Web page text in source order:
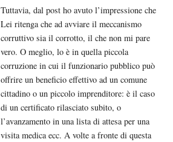
Tuttavia, dal post ho avuto l’impressione che
Lei ritenga che ad avviare il meccanismo
corruttivo sia il corrotto, il che non mi pare
vero. O meglio, lo è in quella piccola
corruzione in cui il funzionario pubblico può
offrire un beneficio effettivo ad un comune
cittadino o un piccolo imprenditore: è il caso
di un certificato rilasciato subito, o
l’avanzamento in una lista di attesa per una
visita medica ecc. A volte a fronte di questa